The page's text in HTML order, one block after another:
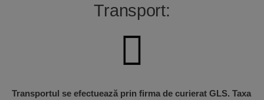
Transport:
Transportul se efectuează prin firma de curierat GLS. Taxa